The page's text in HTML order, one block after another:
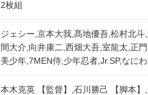
2枚組
ジェシー,京本大我,髙地優吾,松村北
間大介,向井康二,西畑大吾,室龍太,正
美少年,7MEN侍,少年忍者,Jr.SP,なに
本木克英 【監督】,石川勝己 【脚本】,